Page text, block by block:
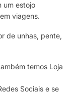
um estojo
viagens.
de unhas, pente,
temos Loja
Sociais e se